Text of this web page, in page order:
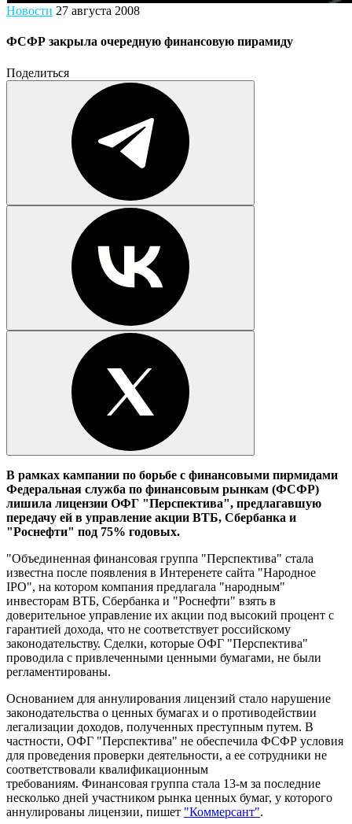
Новости 27 августа 2008
ФСФР закрыла очередную финансовую пирамиду
Поделиться
В рамках кампании по борьбе с финансовыми пирмидами
Федеральная служба по финансовым рынкам (ФСФР)
лишила лицензии ОФГ "Перспектива", предлагавшую
передачу ей в управление акции ВТБ, Сбербанка и
"Роснефти" под 75% годовых.
"Объединенная финансовая группа "Перспектива" стала
известна после появления в Интеренете сайта "Народное
IPO", на котором компания предлагала "народным"
инвесторам ВТБ, Сбербанка и "Роснефти" взять в
доверительное управление их акции под высокий процент с
гарантией дохода, что не соответствует российскому
законодательству. Сделки, которые ОФГ "Перспектива"
проводила с привлеченными ценными бумагами, не были
регламентированы.
Основанием для аннулирования лицензий стало нарушение
законодательства о ценных бумагах и о противодействии
легализации доходов, полученных преступным путем. В
частности, ОФГ "Перспектива" не обеспечила ФСФР условия
для проведения проверки деятельности, а ее сотрудники не
соответствовали квалификационным
требованиям. Финансовая группа стала 13-м за последние
несколько дней участником рынка ценных бумаг, у которого
аннулированы лицензии, пишет "Коммерсант".